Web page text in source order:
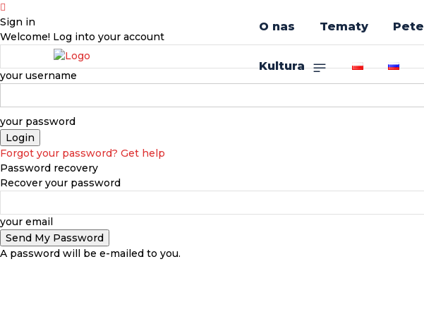
O nas Tematy
Kultura
Sign in
Welcome! Log into your account
your username
your password
Forgot your password? Get help
Password recovery
Recover your password
your email
A password will be e-mailed to you.